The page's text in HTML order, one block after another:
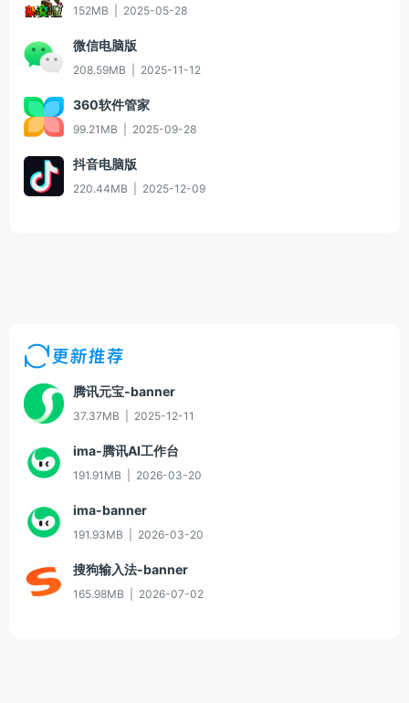
152MB 2025-05-28
微信电脑版
208.59MB 2025-11-12
360软件管家
99.21MB 2025-09-28
抖音电脑版
220.44MB 2025-12-09
更新推荐
腾讯元宝-banner
37.37MB 2025-12-11
ima-腾讯AI工作台
191.91MB 2026-03-20
ima-banner
191.93MB 2026-03-20
搜狗输入法-banner
165.98MB 2026-07-02